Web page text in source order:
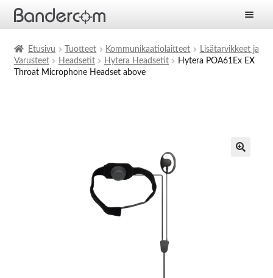
Tuotteet
valikko
Etusivu Tuotteet Kommunikaatiolaitteet
Lisätarvikkeet ja
Varusteet
Headsetit Hytera Headsetit
Hytera POA61Ex EX
Throat Microphone Headset above